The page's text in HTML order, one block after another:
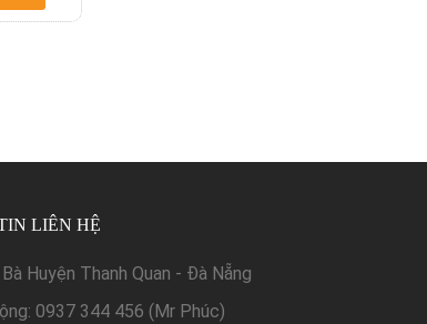
LIÊN HỆ
Huyện Thanh Quan - Đà Nẵng
0937 344 456 (Mr Phúc)